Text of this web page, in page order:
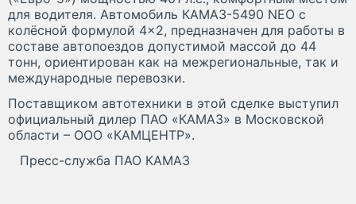
для водителя. Автомобиль КАМАЗ-5490 NEO с
колёсной формулой 4×2, предназначен для работы в
составе автопоездов допустимой массой до 44
тонн, ориентирован как на межрегиональные, так и
международные перевозки.
Поставщиком автотехники в этой сделке выступил
официальный дилер ПАО «КАМАЗ» в Московской
области – ООО «КАМЦЕНТР».
Пресс-служба ПАО КАМАЗ